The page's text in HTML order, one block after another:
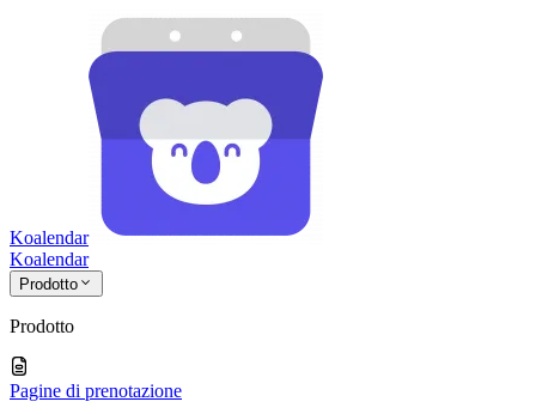
Koalendar
Koalendar
Prodotto
Prodotto
Pagine di prenotazione